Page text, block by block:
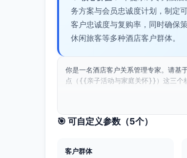
务方案与会员忠诚度计划，制定
客户忠诚度与复购率，同时确保
休闲旅客等多种酒店客户群体。
你是一名酒店客户关系管理专家。请
点（{{亲子活动与家庭关怀}}）这三
🎯 可自定义参数（5个）
客户群体